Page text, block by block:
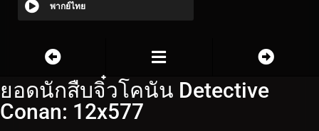
พากย์ไทย
ยอดนักสืบจิ๋วโคนัน Detective
Conan: 12x577